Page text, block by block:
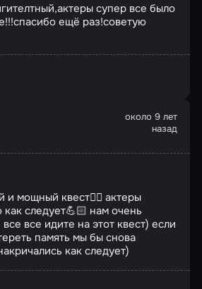
супер все было
ещё раз!советую
около 9 лет
назад
мощный квест👍🏼 актеры
следует💪🏻 нам очень
все идите на этот квест) если
память мы бы снова
как следует)